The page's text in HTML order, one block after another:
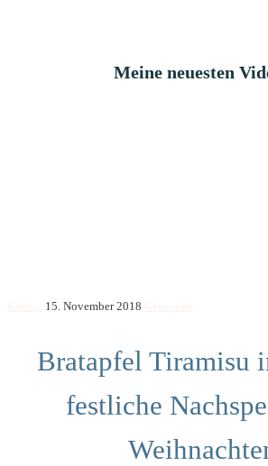
Meine neuesten
15. November 2018
Bratapfel Tiramisu
festliche